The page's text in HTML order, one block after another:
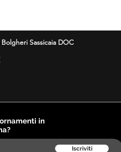
Sassicaia DOC
in
Iscriviti